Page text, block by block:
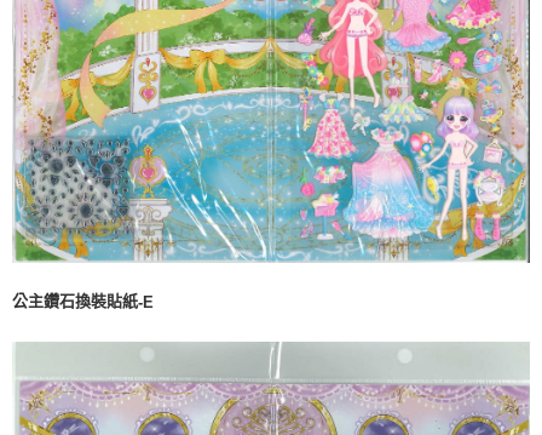
公主鑽石換裝貼紙-E